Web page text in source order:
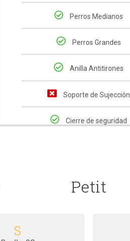
Perros Medianos
Perros Grandes
Anilla Antitirones
Soporte de Sujección
Cierre de seguridad
Petit
S